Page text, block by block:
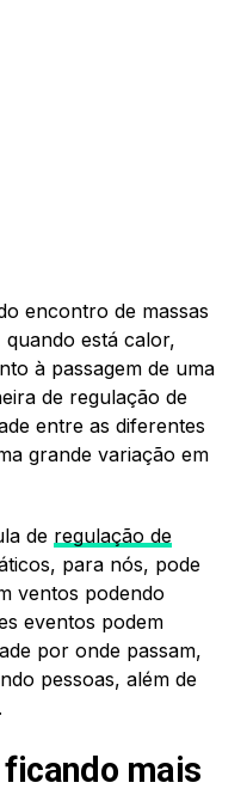
encontro de massas
está calor,
à passagem de uma
de regulação de
entre as diferentes
grande variação em
de regulação de
para nós, pode
ventos podendo
eventos podem
por onde passam,
pessoas, além de
mais